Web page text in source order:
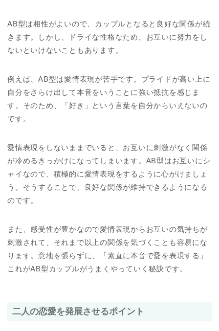
AB型は相性がよいので、カップルとなると良好な関係が続
きます。しかし、ドライな性格なため、お互いに努力をし
ないといけないこともあります。
例えば、AB型は愛情表現が苦手です。プライドが高い上に
自分をさらけ出して本音をいうことに強い抵抗を感じま
す。そのため、「好き」という言葉を自分からいえないの
です。
愛情表現をしないままでいると、お互いに刺激がなく関係
が冷めるきっかけになってしまいます。AB型はお互いにシ
ャイなので、積極的に愛情表現をするように心がけましょ
う。そうすることで、良好な関係が維持できるようになる
のです。
また、感受性が豊かなので愛情表現からお互いの気持ちが
刺激されて、それまで以上の関係を気づくことも容易にな
ります。意地を張らずに、「素直に本音で愛を表現する」
これがAB型カップルがうまくやっていく秘訣です。
二人の恋愛を発展させるポイント